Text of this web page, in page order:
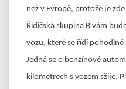
než v Evropě, protože je
Řidičská skupina B vám
vozu, které se řídí
Jedná se o benzínové
kilometrech s vozem sžije.